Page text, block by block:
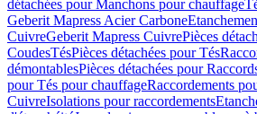
détachées pour Manchons pour chauffage
Geberit Mapress Acier Carbone
CuivreGeberit Mapress CuivrePièces
CoudesTésPièces détachées pour Tés
démontablesPièces détachées pour
pour Tés pour chauffageRaccordements
CuivreIsolations pour raccordements